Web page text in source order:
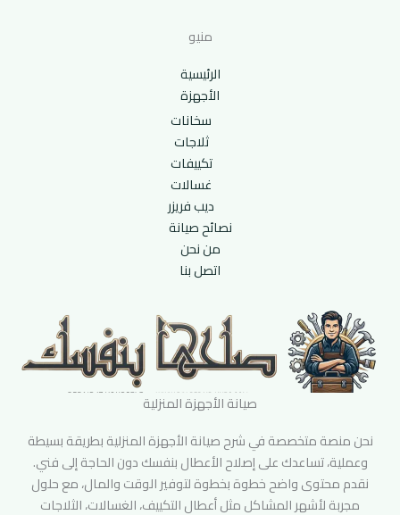
منيو
الرئيسية
الأجهزة
سخانات
ثلاجات
تكييفات
غسالات
ديب فريزر
نصائح صيانة
من نحن
اتصل بنا
صيانة الأجهزة المنزلية
نحن منصة متخصصة في شرح صيانة الأجهزة المنزلية بطريقة بسيطة
وعملية، تساعدك على إصلاح الأعطال بنفسك دون الحاجة إلى فني.
نقدم محتوى واضح خطوة بخطوة لتوفير الوقت والمال، مع حلول
مجربة لأشهر المشاكل مثل أعطال التكييف، الغسالات، الثلاجات